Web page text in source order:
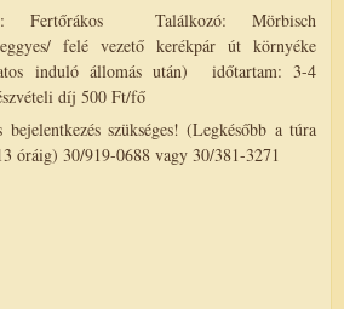
Fertőrákos Találkozó: Mörbisch
felé vezető kerékpár út környéke
induló állomás után) időtartam: 3-4
díj 500 Ft/fő
bejelentkezés szükséges! (Legkésőbb a túra
óráig) 30/919-0688 vagy 30/381-3271